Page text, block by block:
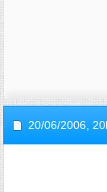
20/06/2006,